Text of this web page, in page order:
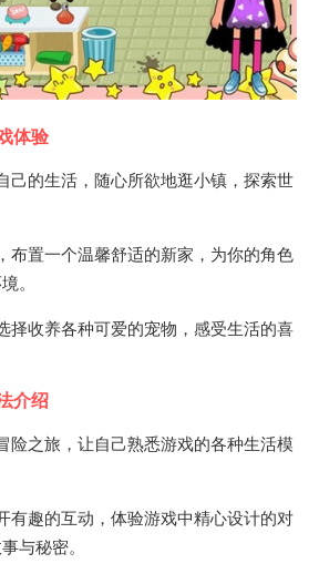
体验
己的生活，随心所欲地逛小镇，探索世
布置一个温馨舒适的新家，为你的角色
。
择收养各种可爱的宠物，感受生活的喜
介绍
险之旅，让自己熟悉游戏的各种生活模
有趣的互动，体验游戏中精心设计的对
与秘密。